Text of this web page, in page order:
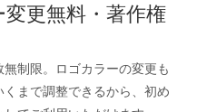
更無料・著作権
制限。ロゴカラーの変更も
まで調整できるから、初め